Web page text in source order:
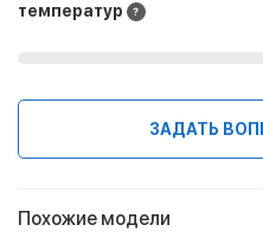
температур
ЗАДАТЬ
Похожие модели